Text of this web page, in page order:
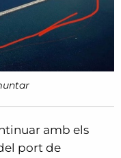
amb els
port de